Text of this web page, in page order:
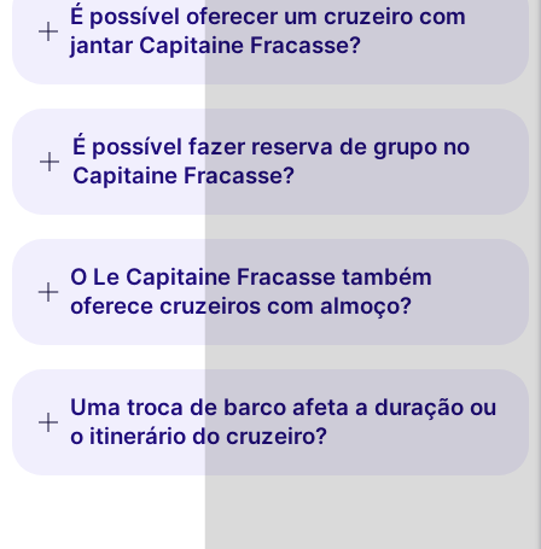
É possível oferecer um cruzeiro com
jantar Capitaine Fracasse?
É possível fazer reserva de grupo no
Capitaine Fracasse?
O Le Capitaine Fracasse também
oferece cruzeiros com almoço?
Uma troca de barco afeta a duração ou
o itinerário do cruzeiro?